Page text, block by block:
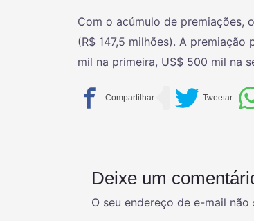
Com o acúmulo de premiações,
(R$ 147,5 milhões). A
mil na primeira, US$ 500 mil na
Deixe um
O seu endereço de e-mail não